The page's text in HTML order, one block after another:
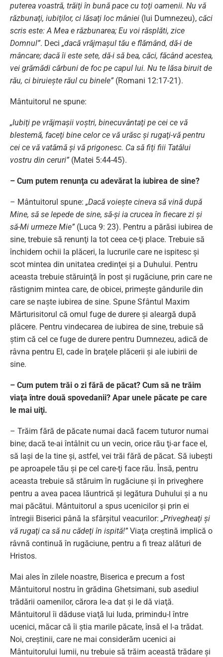
puterea voastră, trăiţi în bună pace cu toţi oamenii. Nu vă
răzbunaţi, iubiţilor, ci lăsaţi loc mâniei (lui Dumnezeu), căci
scris este: A Mea e răzbunarea; Eu voi răsplăti, zice
Domnul”. Deci „dacă vrăjmaşul tău e flămând, dă-i de
mâncare; dacă îi este sete, dă-i să bea, căci, făcând acestea,
vei grămădi cărbuni de foc pe capul lui. Nu te lăsa biruit de
rău, ci biruieşte răul cu binele” (Romani 12:17-21).
Mântuitorul ne spune:
„Iubiţi pe vrăjmaşii voştri, binecuvântaţi pe cei ce vă
blestemă, faceţi bine celor ce vă urăsc şi rugaţi-vă pentru
cei ce vă vatămă şi vă prigonesc. Ca să fiţi fiii Tatălui
vostru din ceruri” (Matei 5:44-45).
– Cum putem renunţa cu adevărat la iubirea de sine?
– Mântuitorul spune: „Dacă voieşte cineva să vină după
Mine, să se lepede de sine, să-şi ia crucea în fiecare zi şi
să-Mi urmeze Mie” (Luca 9: 23). Pentru a părăsi iubirea de
sine, trebuie să renunţi la tot ceea ce-ţi place. Trebuie să
închidem ochii la plăceri, la lucrurile care ne ispitesc şi
scot mintea din unitatea credinţei şi a Duhului. Pentru
aceasta trebuie stăruinţă în post şi rugăciune, prin care ne
răstignim mintea care, de obicei, primeşte gândurile din
care se naşte iubirea de sine. Spune Sfântul Maxim
Mărturisitorul că omul fuge de durere şi aleargă după
plăcere. Pentru vindecarea de iubirea de sine, trebuie să
ştim că cel ce fuge de durere pentru Dumnezeu, adică de
râvna pentru El, cade în braţele plăcerii şi ale iubirii de
sine.
– Cum putem trăi o zi fără de păcat? Cum să ne trăim
viaţa între două spovedanii? Apar unele păcate pe care
le mai uiţi.
– Trăim fără de păcate numai dacă facem tuturor numai
bine; dacă te-ai întâlnit cu un vecin, orice rău ţi-ar face el,
să laşi de la tine şi, astfel, vei trăi fără de păcat. Să iubeşti
pe aproapele tău şi pe cel care-ţi face rău. Însă, pentru
aceasta trebuie să stăruim în rugăciune şi în priveghere
pentru a avea pacea lăuntrică şi legătura Duhului şi a nu
mai păcătui. Mântuitorul a spus ucenicilor şi prin ei
întregii Biserici până la sfârşitul veacurilor: „Privegheaţi şi
vă rugaţi ca să nu cădeţi în ispită!” Viaţa creştină implică o
râvnă continuă în rugăciune, pentru a fi treaz alături de
Hristos.
Mai ales în zilele noastre, Biserica e precum a fost
Mântuitorul nostru în grădina Ghetsimani, sub asediul
trădării oamenilor, cărora le-a dat şi le dă viaţă.
Mântuitorul îi dăduse viaţă lui Iuda, primindu-l între
ucenici, măcar că îi ştia marile păcate, însă el l-a trădat.
Noi, creştinii, care ne mai considerăm ucenici ai
Mântuitorului lumii, nu trebuie să trăim această trădare şi